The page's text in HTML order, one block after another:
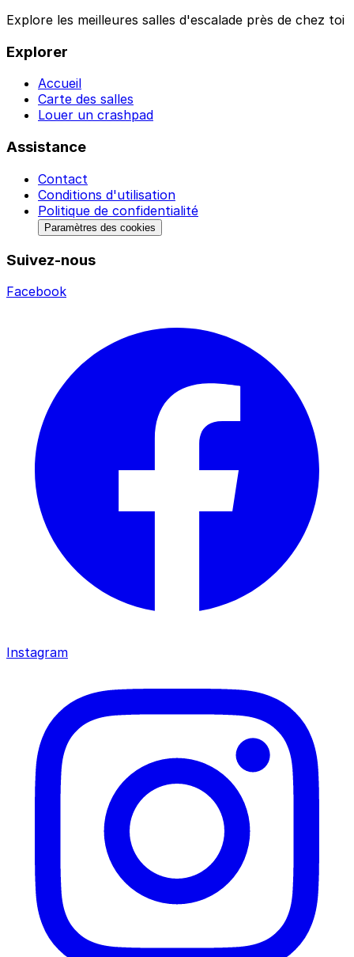
Explore les meilleures salles d'escalade près de chez toi
Explorer
Accueil
Carte des salles
Louer un crashpad
Assistance
Contact
Conditions d'utilisation
Politique de confidentialité
Paramètres des cookies
Suivez-nous
Facebook
Instagram